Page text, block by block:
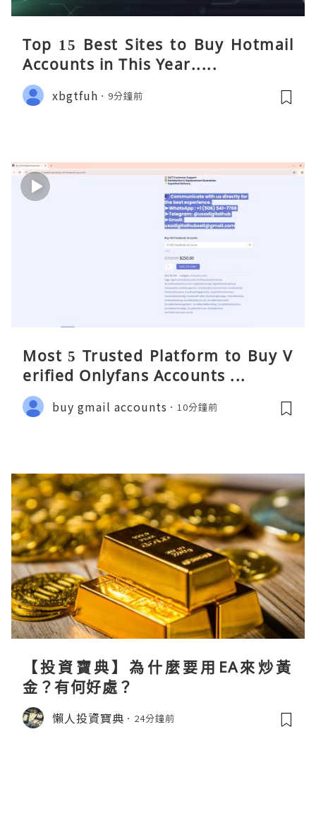
Top 15 Best Sites to Buy Hotmail
Accounts in This Year.....
xbgtfuh 9分鐘前
Most 5 Trusted Platform to Buy V
erified Onlyfans Accounts ...
buy gmail accounts 10分鐘前
【投資寶典】為什麼要用EA來炒黃
金？有何好處？
懶人投資寶典 24分鐘前